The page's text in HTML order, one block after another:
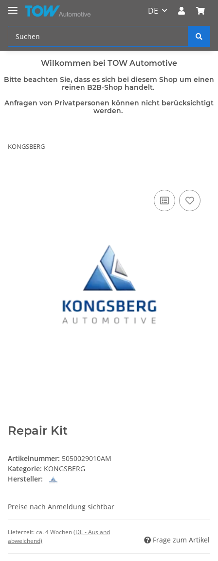
DE
Wilkommen bei TOW Automotive
Bitte beachten Sie, dass es sich bei diesem Shop um einen
reinen B2B-Shop handelt.
Anfragen von Privatpersonen können nicht berücksichtigt
werden.
KONGSBERG
Repair Kit
Artikelnummer: 5050029010AM
Kategorie: KONGSBERG
Hersteller:
Preise nach Anmeldung sichtbar
Lieferzeit:ca. 4 Wochen(DE - Ausland
abweichend)
Frage zum Artikel